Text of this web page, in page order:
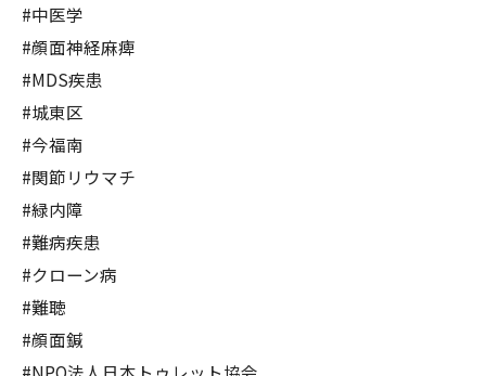
#中医学
#顔面神経麻痺
#MDS疾患
#城東区
#今福南
#関節リウマチ
#緑内障
#難病疾患
#クローン病
#難聴
#顔面鍼